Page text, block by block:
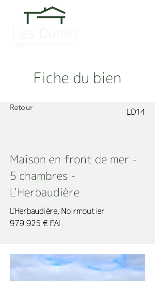
Fiche du bien
Retour LD14
Maison en front de mer -
5 chambres -
L'Herbaudière
L'Herbaudière, Noirmoutier
979 925 € FAI